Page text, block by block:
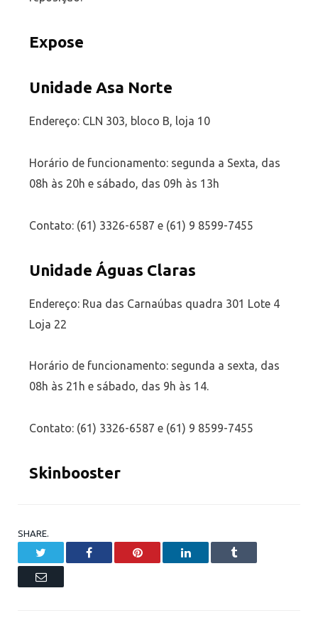
Expose
Unidade Asa Norte
Endereço: CLN 303, bloco B, loja 10
Horário de funcionamento: segunda a Sexta, das
08h às 20h e sábado, das 09h às 13h
Contato: (61) 3326-6587 e (61) 9 8599-7455
Unidade Águas Claras
Endereço: Rua das Carnaúbas quadra 301 Lote 4
Loja 22
Horário de funcionamento: segunda a sexta, das
08h às 21h e sábado, das 9h às 14.
Contato: (61) 3326-6587 e (61) 9 8599-7455
Skinbooster
SHARE.
Facebook Pinterest LinkedIn Tumblr
Email